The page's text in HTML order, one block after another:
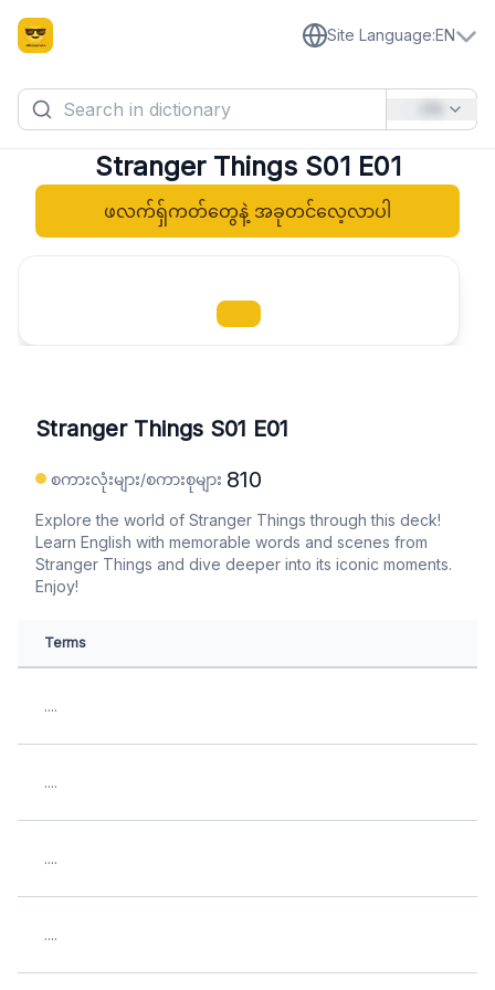
Site Language:EN
Stranger Things S01 E01
ဖလက်ရှ်ကတ်တွေနဲ့ အခုတင်လေ့လာပါ
Stranger Things S01 E01
စကားလုံးများ/စကားစုများ 810
Explore the world of Stranger Things through this deck!
Learn English with memorable words and scenes from
Stranger Things and dive deeper into its iconic moments.
Enjoy!
Terms
....
....
....
....